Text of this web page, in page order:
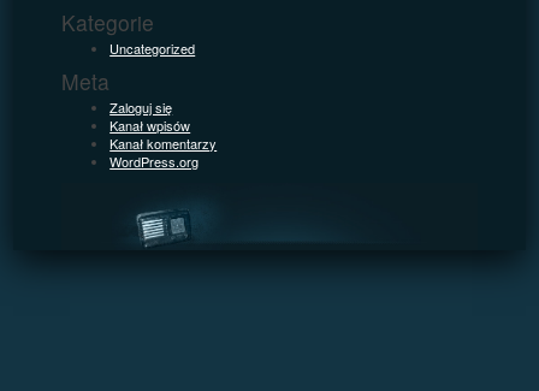
Kategorie
Uncategorized
Meta
Zaloguj się
Kanał wpisów
Kanał komentarzy
WordPress.org